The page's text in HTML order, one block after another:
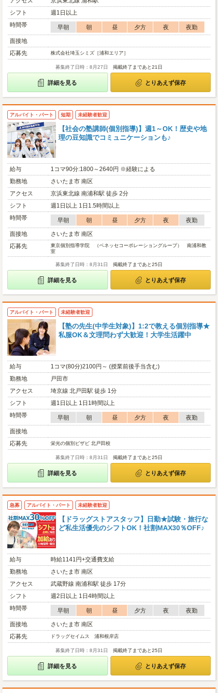
シフト
週1日以上
時間帯
早朝 朝 昼 夕方 夜
夜勤
面接地
応募先
株式会社埼玉シミズ［浦和エリア］
募集終了日時：8月27日 掲載終了まであと21日
詳細を見る とりあえず保存
アルバイト・パート 短期 未経験者歓迎
【社会の塾講師(個別指導)】週1～OK！歴史や地
理の豆知識でコミュニケーションも♪
給与
1コマ90分:1800～2640円 ※経験による
勤務地
さいたま市 南区
アクセス
京浜東北線 南浦和駅 徒歩 2分
シフト
週1日以上 1日1.5時間以上
時間帯
早朝 朝 昼 夕方 夜
夜勤
面接地
さいたま市 南区
応募先
東京個別指導学院 （ベネッセコーポレーショングループ） 南浦和教
室
募集終了日時：8月31日 掲載終了まであと25日
詳細を見る とりあえず保存
アルバイト・パート 未経験者歓迎
【塾の先生(中学生対象)】1:2で教える個別指導★
私服OK＆文理問わず大歓迎！大学生活躍中
給与
1コマ(80分)2100円～ (授業前後手当含む)
勤務地
戸田市
アクセス
埼京線 北戸田駅 徒歩 1分
シフト
週1日以上 1日1時間以上
時間帯
早朝 朝 昼 夕方 夜
夜勤
面接地
応募先
栄光の個別ビザビ 北戸田校
募集終了日時：8月31日 掲載終了まであと25日
詳細を見る とりあえず保存
急募 アルバイト・パート 未経験者歓迎
【ドラッグストアスタッフ】日勤★試験・旅行な
ど私生活優先のシフトOK！社割MAX30％OFF♪
給与
時給1141円+交通費支給
勤務地
さいたま市 南区
アクセス
武蔵野線 南浦和駅 徒歩 17分
シフト
週2日以上 1日4時間以上
時間帯
早朝 朝 昼 夕方 夜
夜勤
面接地
さいたま市 南区
応募先
ドラッグセイムス 浦和根岸店
募集終了日時：8月31日 掲載終了まであと25日
詳細を見る とりあえず保存